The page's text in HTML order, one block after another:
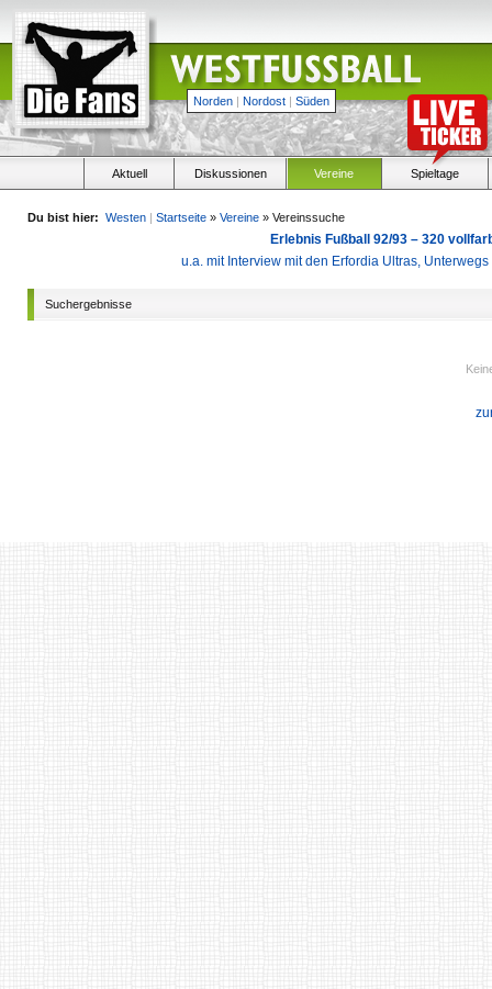
Norden | Nordost | Süden
Aktuell Diskussionen Vereine Spieltage
Du bist hier: Westen | Startseite » Vereine » Vereinssuche
Erlebnis Fußball 92/93 – 320
u.a. mit Interview mit den Erfordia Ultras,
Suchergebnisse